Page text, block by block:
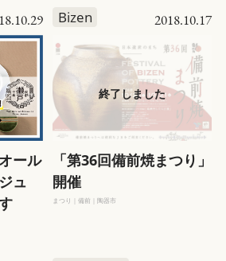
ール
ュ
Bizen 2018.10.17
「第36回備前焼まつり」
開催
まつり｜備前｜陶器市